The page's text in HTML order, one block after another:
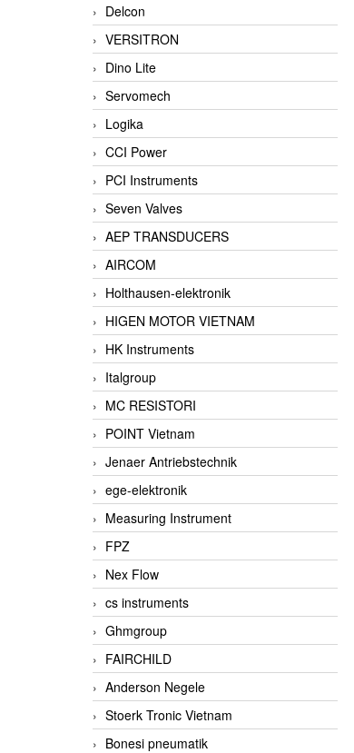
Delcon
VERSITRON
Dino Lite
Servomech
Logika
CCI Power
PCI Instruments
Seven Valves
AEP TRANSDUCERS
AIRCOM
Holthausen-elektronik
HIGEN MOTOR VIETNAM
HK Instruments
Italgroup
MC RESISTORI
POINT Vietnam
Jenaer Antriebstechnik
ege-elektronik
Measuring Instrument
FPZ
Nex Flow
cs instruments
Ghmgroup
FAIRCHILD
Anderson Negele
Stoerk Tronic Vietnam
Bonesi pneumatik